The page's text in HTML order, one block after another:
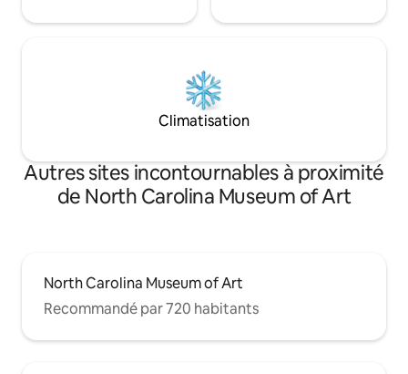
Climatisation
Autres sites incontournables à proximité
de North Carolina Museum of Art
North Carolina Museum of Art
Recommandé par 720 habitants